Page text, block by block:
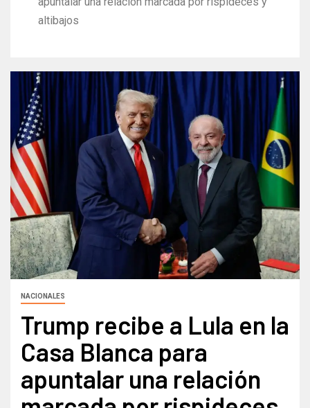
altibajos
NACIONALES
Trump recibe a Lula en la
Casa Blanca para
apuntalar una relación